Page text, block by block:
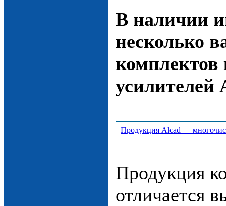
В наличии
несколько
усилителей
Продукция Alcad —
Продукция
отличается